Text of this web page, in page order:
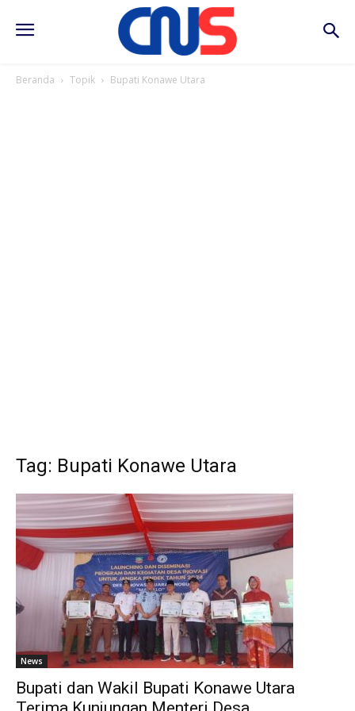
Beranda Topik Bupati Konawe Utara
Tag: Bupati Konawe Utara
News
Bupati dan Wakil Bupati Konawe Utara